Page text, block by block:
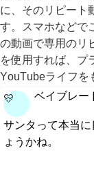
に、そのリピート
す。スマホなどで
の動画で専用のリ
を使用すれば、プ
YouTubeライフを
💛 ベイブレー
サンタって本当に
ょうかね。